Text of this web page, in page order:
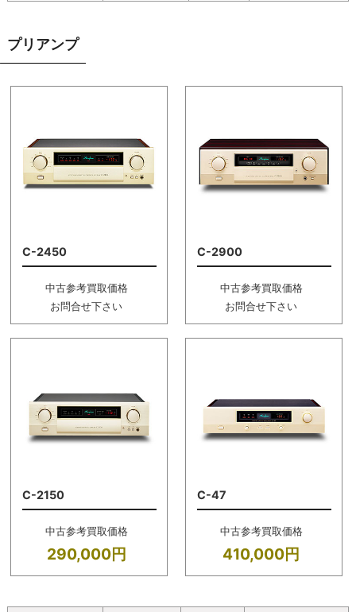
プリアンプ
C-2450
中古参考買取価格
お問合せ下さい
C-2900
中古参考買取価格
お問合せ下さい
C-2150
中古参考買取価格
290,000円
C-47
中古参考買取価格
410,000円